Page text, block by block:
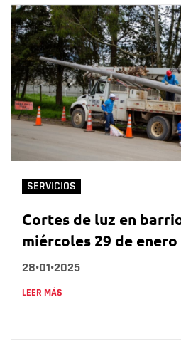
SERVICIOS
Cortes de luz en
miércoles 29 de enero
28•01•2025
LEER MÁS